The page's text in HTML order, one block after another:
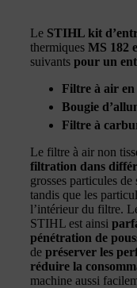
Le STIHL kit
thermiques MS 182
suivants pour un
Filtre à air en
Bougie
Filtre à
Le filtre à air non
filtration dans
grosses particules de
tandis que les
l’intérieur du filtre.
STIHL est ainsi
pénétration de
de préserver les
réduire la
machine aussi